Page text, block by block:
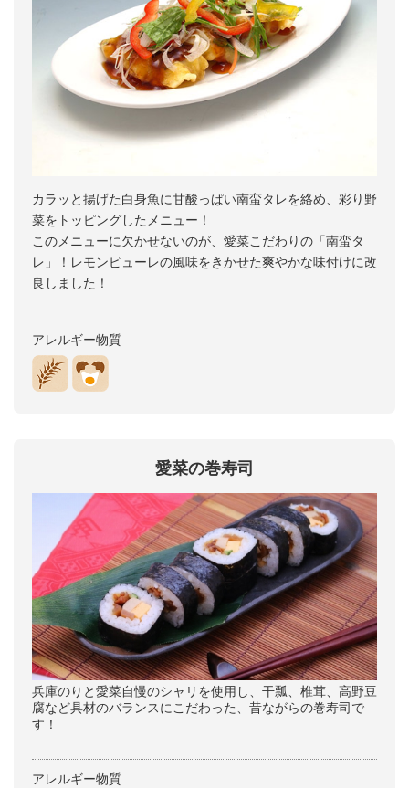
カラッと揚げた白身魚に甘酸っぱい南蛮タレを絡め、彩り野
菜をトッピングしたメニュー！
このメニューに欠かせないのが、愛菜こだわりの「南蛮タ
レ」！レモンピューレの風味をきかせた爽やかな味付けに改
良しました！
アレルギー物質
愛菜の巻寿司
兵庫のりと愛菜自慢のシャリを使用し、干瓢、椎茸、高野豆
腐など具材のバランスにこだわった、昔ながらの巻寿司で
す！
アレルギー物質